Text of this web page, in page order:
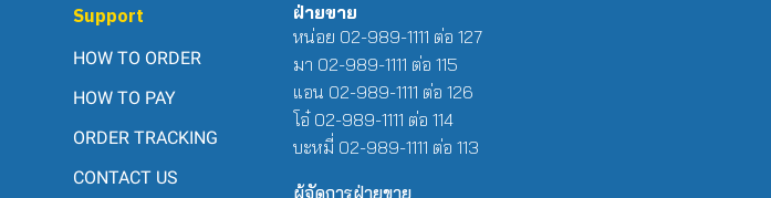
Support
HOW TO ORDER
HOW TO PAY
ORDER TRACKING
CONTACT US
ฝ่ายขาย
หน่อย 02-989-1111 ต่อ 127
มา 02-989-1111 ต่อ 115
แอน 02-989-1111 ต่อ 126
โอ๋ 02-989-1111 ต่อ 114
บะหมี่ 02-989-1111 ต่อ 113
ผู้จัดการฝ่ายขาย